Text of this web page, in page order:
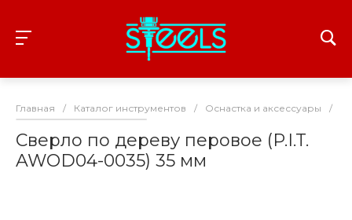
Главная / Каталог инструментов / Оснастка и аксессуары /
Сверло по дереву перовое (P.I.T.
AWOD04-0035) 35 мм